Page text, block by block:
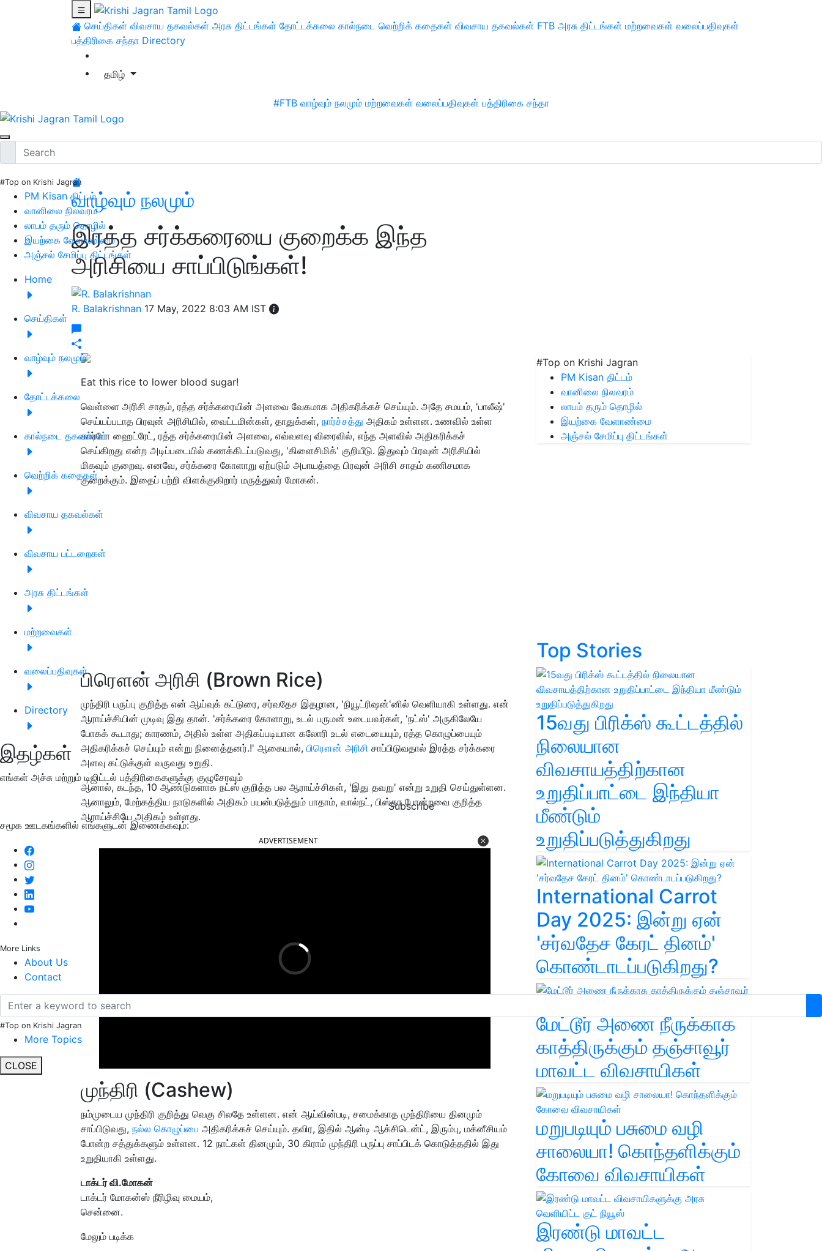
செய்திகள் விவசாய தகவல்கள் அரசு திட்டங்கள் தோட்டக்கலை கால்நடை வெற்றிக் கதைகள் விவசாய தகவல்கள் FTB அரசு திட்டங்கள் மற்றவைகள் வலைப்பதிவுகள்
பத்திரிகை சந்தா Directory
தமிழ்
#FTB வாழ்வும் நலமும் மற்றவைகள் வலைப்பதிவுகள் பத்திரிகை சந்தா
#Top on Krishi Jagran
PM Kisan திட்டம்
வானிலை நிலவரம்
லாபம் தரும் தொழில்
இயற்கை வேளாண்மை
அஞ்சல் சேமிப்பு திட்டங்கள்
Home
செய்திகள்
வாழ்வும் நலமும்
தோட்டக்கலை
கால்நடை தகவல்கள்
வெற்றிக் கதைகள்
விவசாய தகவல்கள்
விவசாய பட்டறைகள்
அரசு திட்டங்கள்
மற்றவைகள்
வலைப்பதிவுகள்
Directory
இதழ்கள்
எங்கள் அச்சு மற்றும் டிஜிட்டல் பத்திரிகைகளுக்கு குழுசேரவும்
Subscribe
சமூக ஊடகங்களில் எங்களுடன் இணைக்கவும்:
More Links
About Us
Contact
#Top on Krishi Jagran
More Topics
CLOSE
வாழ்வும் நலமும்
இரத்த சர்க்கரையை குறைக்க இந்த
அரிசியை சாப்பிடுங்கள்!
R. Balakrishnan 17 May, 2022 8:03 AM IST
Eat this rice to lower blood sugar!
வெள்ளை அரிசி சாதம், ரத்த சர்க்கரையின் அளவை வேகமாக அதிகரிக்கச் செய்யும். அதே சமயம், 'பாலீஷ்'
செய்யப்படாத பிரவுன் அரிசியில், வைட்டமின்கள், தாதுக்கள், நார்ச்சத்து அதிகம் உள்ளன. உணவில் உள்ள
கார்போ ஹைட்ரேட், ரத்த சர்க்கரையின் அளவை, எவ்வளவு விரைவில், எந்த அளவில் அதிகரிக்கச்
செய்கிறது என்ற அடிப்படையில் கணக்கிடப்படுவது, 'கிளைசிமிக்' குறியீடு. இதுவும் பிரவுன் அரிசியில்
மிகவும் குறைவு. எனவே, சர்க்கரை கோளாறு ஏற்படும் அபாயத்தை பிரவுன் அரிசி சாதம் கணிசமாக
குறைக்கும். இதைப் பற்றி விளக்குகிறார் மருத்துவர் மோகன்.
பிரௌன் அரிசி (Brown Rice)
முந்திரி பருப்பு குறித்த என் ஆய்வுக் கட்டுரை, சர்வதேச இதழான, 'நியூட்ரிஷன்'னில் வெளியாகி உள்ளது. என்
ஆராய்ச்சியின் முடிவு இது தான். 'சர்க்கரை கோளாறு, உடல் பருமன் உடையவர்கள், 'நட்ஸ்' அருகிலேயே
போகக் கூடாது; காரணம், அதில் உள்ள அதிகப்படியான கலோரி உடல் எடையையும், ரத்த கொழுப்பையும்
அதிகரிக்கச் செய்யும் என்று நினைத்தனர்.!' ஆகையால், பிரௌன் அரிசி சாப்பிடுவதால் இரத்த சர்க்கரை
அளவு கட்டுக்குள் வருவது உறுதி.
ஆனால், கடந்த, 10 ஆண்டுகளாக நட்ஸ் குறித்த பல ஆராய்ச்சிகள், 'இது தவறு' என்று உறுதி செய்துள்ளன.
ஆனாலும், மேற்கத்திய நாடுகளில் அதிகம் பயன்படுத்தும் பாதாம், வால்நட், பிஸ்தா போன்றவை குறித்த
ஆராய்ச்சியே அதிகம் உள்ளது.
ADVERTISEMENT
முந்திரி (Cashew)
நம்முடைய முந்திரி குறித்து வெகு சிலதே உள்ளன. என் ஆய்வின்படி, சமைக்காத முந்திரியை தினமும்
சாப்பிடுவது, நல்ல கொழுப்பை அதிகரிக்கச் செய்யும். தவிர, இதில் ஆன்டி ஆக்சிடென்ட், இரும்பு, மக்னீசியம்
போன்ற சத்துக்களும் உள்ளன. 12 நாட்கள் தினமும், 30 கிராம் முந்திரி பருப்பு சாப்பிடக் கொடுத்ததில் இது
உறுதியாகி உள்ளது.
டாக்டர் வி.மோகன்
டாக்டர் மோகன்ஸ் நீரிழிவு மையம்,
சென்னை.
மேலும் படிக்க
#Top on Krishi Jagran
PM Kisan திட்டம்
வானிலை நிலவரம்
லாபம் தரும் தொழில்
இயற்கை வேளாண்மை
அஞ்சல் சேமிப்பு திட்டங்கள்
Top Stories
15வது பிரிக்ஸ் கூட்டத்தில்
நிலையான
விவசாயத்திற்கான
உறுதிப்பாட்டை இந்தியா
மீண்டும்
உறுதிப்படுத்துகிறது
International Carrot
Day 2025: இன்று ஏன்
'சர்வதேச கேரட் தினம்'
கொண்டாடப்படுகிறது?
மேட்டூர் அணை நீருக்காக
காத்திருக்கும் தஞ்சாவூர்
மாவட்ட விவசாயிகள்
மறுபடியும் பசுமை வழி
சாலையா! கொந்தளிக்கும்
கோவை விவசாயிகள்
இரண்டு மாவட்ட